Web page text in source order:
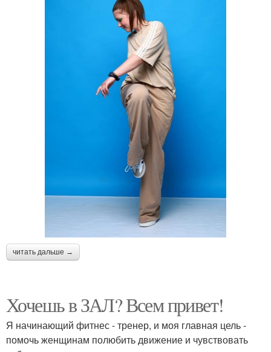
читать дальше →
Хочешь в ЗАЛ? Всем привет!
Я начинающий фитнес - тренер, и моя главная цель -
помочь женщинам полюбить движение и чувствовать